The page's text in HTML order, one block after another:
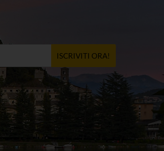
ISCRIVITI ORA!